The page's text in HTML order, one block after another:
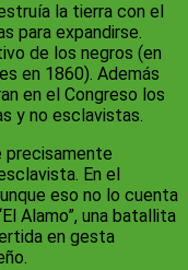
la tierra con el
para expandirse.
de los negros (en
en 1860). Además
en el Congreso los
y no esclavistas.
precisamente
En el
eso no lo cuenta
Alamo”, una batallita
en gesta